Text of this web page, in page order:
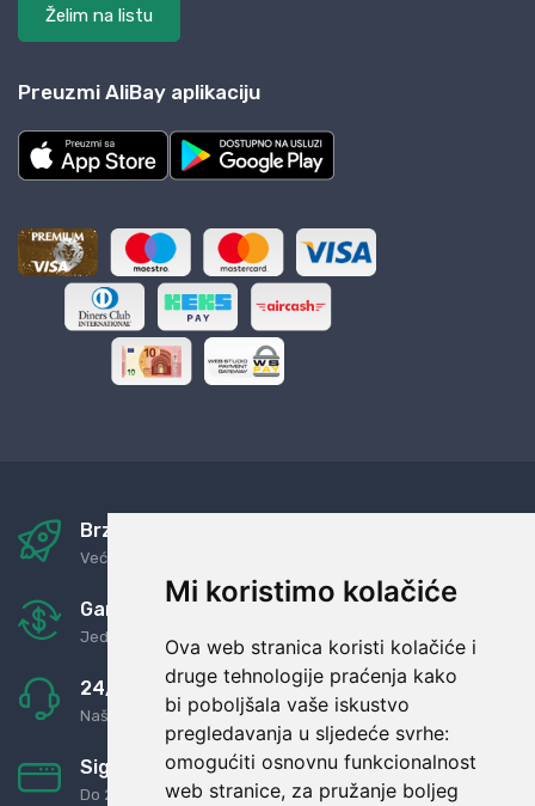
Mi koristimo kolačiće
Ova web stranica koristi kolačiće i
druge tehnologije praćenja kako
bi poboljšala vaše iskustvo
pregledavanja u sljedeće svrhe:
omogućiti osnovnu funkcionalnost
web stranice, za pružanje boljeg
Želim na listu
Preuzmi AliBay aplikaciju
Brza i sigurna dostava
Već za nekoliko dana kod vas
Garancija u povrat novaca
Jednostavno pravilo: Roba za novac
24/7 odlična podrška
Naši agenti uvijek na raspolaganju
Sigurno obročno plaćanje
Do 24 rata bez kamata